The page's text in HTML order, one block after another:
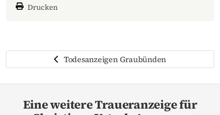
Drucken
Todesanzeigen Graubünden
Eine weitere Traueranzeige für